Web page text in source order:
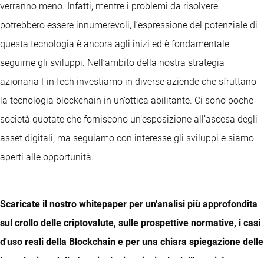
verranno meno. Infatti, mentre i problemi da risolvere
potrebbero essere innumerevoli, l’espressione del potenziale di
questa tecnologia è ancora agli inizi ed è fondamentale
seguirne gli sviluppi. Nell’ambito della nostra strategia
azionaria FinTech investiamo in diverse aziende che sfruttano
la tecnologia blockchain in un’ottica abilitante. Ci sono poche
società quotate che forniscono un’esposizione all’ascesa degli
asset digitali, ma seguiamo con interesse gli sviluppi e siamo
aperti alle opportunità.
Scaricate il nostro whitepaper per un'analisi più approfondita
sul crollo delle criptovalute, sulle prospettive normative, i casi
d'uso reali della Blockchain e per una chiara spiegazione delle